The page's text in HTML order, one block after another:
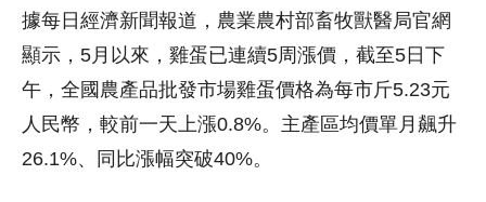
據每日經濟新聞報道，農業農村部畜牧獸醫局官網
顯示，5月以來，雞蛋已連續5周漲價，截至5日下
午，全國農產品批發市場雞蛋價格為每市斤5.23元
人民幣，較前一天上漲0.8%。主產區均價單月飆升
26.1%、同比漲幅突破40%。